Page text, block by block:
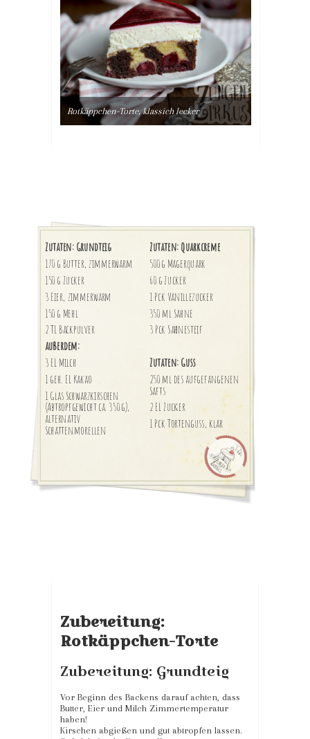
Rotkäppchen-Torte, klassich lecker
Zutaten: Grundteig
170 g Butter, zimmerwarm
150 g Zucker
3 Eier, zimmerwarm
150 g Mehl
2 TL Backpulver
außerdem:
3 EL Milch
1 geh. EL Kakao
1 Glas Schwarzkirschen
(Abtropfgewicht ca. 350 g),
alternativ
Schattenmorellen
Zutaten: Quarkcreme
500 g Magerquark
60 g Zucker
1 Pck Vanillezucker
350 ml Sahne
3 Pck Sahnesteif
Zutaten: Guss
250 ml des aufgefangenen
Safts
2 EL Zucker
1 Pck Tortenguss, klar
Zubereitung:
Rotkäppchen-Torte
Zubereitung: Grundteig
Vor Beginn des Backens darauf achten, dass
Butter, Eier und Milch Zimmertemperatur
haben!
Kirschen abgießen und gut abtropfen lassen.